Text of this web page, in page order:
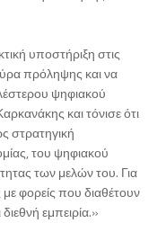
υποστήριξη στις
πρόληψης και να
ψηφιακού
και τόνισε ότι
στρατηγική
του ψηφιακού
των μελών του. Για
φορείς που διαθέτουν
εμπειρία.»